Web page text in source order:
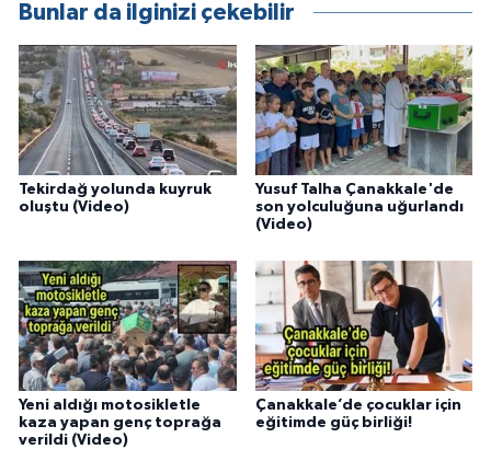
Bunlar da ilginizi çekebilir
Tekirdağ yolunda kuyruk
oluştu (Video)
Yusuf Talha Çanakkale'de
son yolculuğuna uğurlandı
(Video)
Yeni aldığı motosikletle
kaza yapan genç toprağa
verildi (Video)
Çanakkale’de çocuklar için
eğitimde güç birliği!